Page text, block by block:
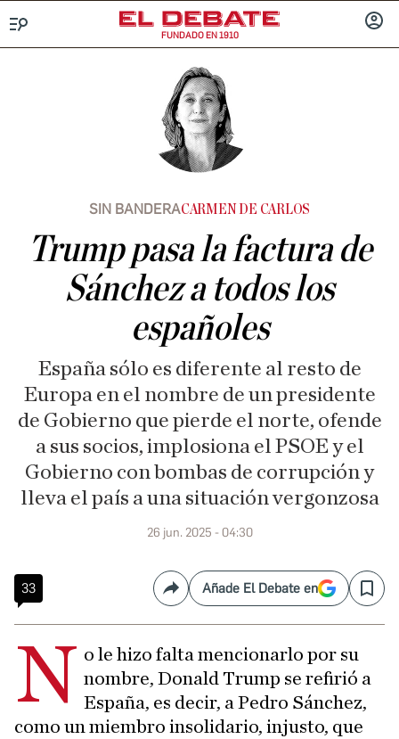
FUNDADO EN 1910
SIN BANDERACARMEN DE CARLOS
Trump pasa la factura de
Sánchez a todos los
españoles
España sólo es diferente al resto de
Europa en el nombre de un presidente
de Gobierno que pierde el norte, ofende
a sus socios, implosiona el PSOE y el
Gobierno con bombas de corrupción y
lleva el país a una situación vergonzosa
26 jun. 2025 - 04:30
33 CompartirAñade El Debate en Save
N o le hizo falta mencionarlo por su
nombre, Donald Trump se refirió a
España, es decir, a Pedro Sánchez,
como un miembro insolidario, injusto, que